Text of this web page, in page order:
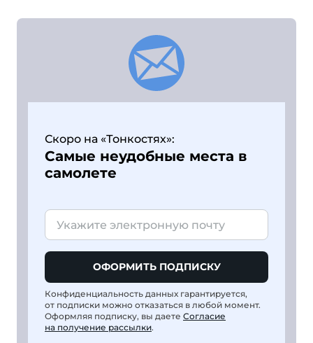
Скоро на «Тонкостях»:
Самые неудобные места в
самолете
ОФОРМИТЬ ПОДПИСКУ
Конфиденциальность данных гарантируется,
от подписки можно отказаться в любой момент.
Оформляя подписку, вы даете Согласие
на получение рассылки.